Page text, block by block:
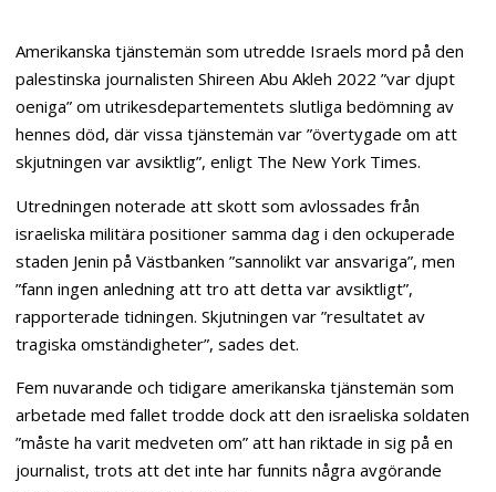
Amerikanska tjänstemän som utredde Israels mord på den
palestinska journalisten Shireen Abu Akleh 2022 ”var djupt
oeniga” om utrikesdepartementets slutliga bedömning av
hennes död, där vissa tjänstemän var ”övertygade om att
skjutningen var avsiktlig”, enligt The New York Times.
Utredningen noterade att skott som avlossades från
israeliska militära positioner samma dag i den ockuperade
staden Jenin på Västbanken ”sannolikt var ansvariga”, men
”fann ingen anledning att tro att detta var avsiktligt”,
rapporterade tidningen. Skjutningen var ”resultatet av
tragiska omständigheter”, sades det.
Fem nuvarande och tidigare amerikanska tjänstemän som
arbetade med fallet trodde dock att den israeliska soldaten
”måste ha varit medveten om” att han riktade in sig på en
journalist, trots att det inte har funnits några avgörande